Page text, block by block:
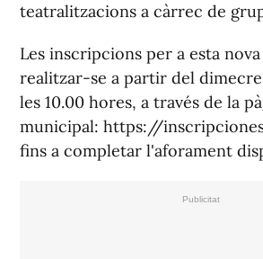
teatralitzacions a càrrec de
Les inscripcions per a esta
realitzar-se a partir del
les 10.00 hores, a través de la
municipal: https://
fins a completar l'aforament